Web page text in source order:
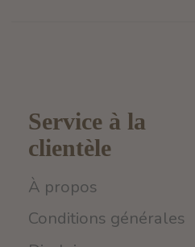
Service à la
clientèle
À propos
Conditions générales